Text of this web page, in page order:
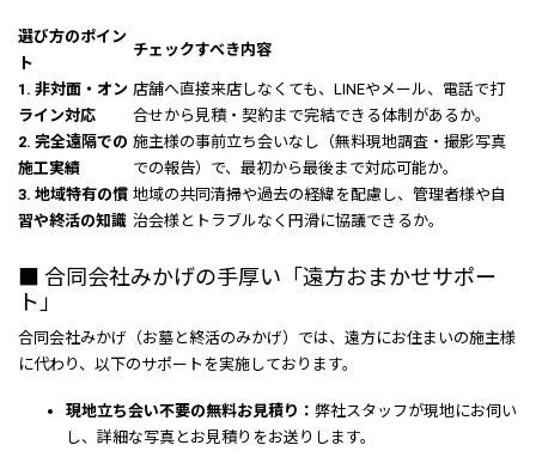
選び方のポイン
ト
チェックすべき内容
1. 非対面・オン
ライン対応
店舗へ直接来店しなくても、LINEやメール、電話で打
合せから見積・契約まで完結できる体制があるか。
2. 完全遠隔での
施工実績
施主様の事前立ち会いなし（無料現地調査・撮影写真
での報告）で、最初から最後まで対応可能か。
3. 地域特有の慣
習や終活の知識
地域の共同清掃や過去の経緯を配慮し、管理者様や自
治会様とトラブルなく円滑に協議できるか。
■ 合同会社みかげの手厚い「遠方おまかせサポー
ト」
合同会社みかげ（お墓と終活のみかげ）では、遠方にお住まいの施主様
に代わり、以下のサポートを実施しております。
現地立ち会い不要の無料お見積り： 弊社スタッフが現地にお伺い
し、詳細な写真とお見積りをお送りします。